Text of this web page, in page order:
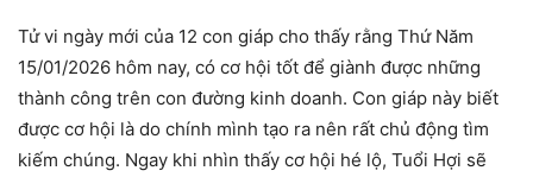
Tử vi ngày mới của 12 con giáp cho thấy rằng Thứ Năm
15/01/2026 hôm nay, có cơ hội tốt để giành được những
thành công trên con đường kinh doanh. Con giáp này biết
được cơ hội là do chính mình tạo ra nên rất chủ động tìm
kiếm chúng. Ngay khi nhìn thấy cơ hội hé lộ, Tuổi Hợi sẽ